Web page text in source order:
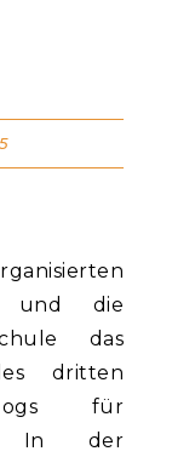
und die
das
dritten
für
In der